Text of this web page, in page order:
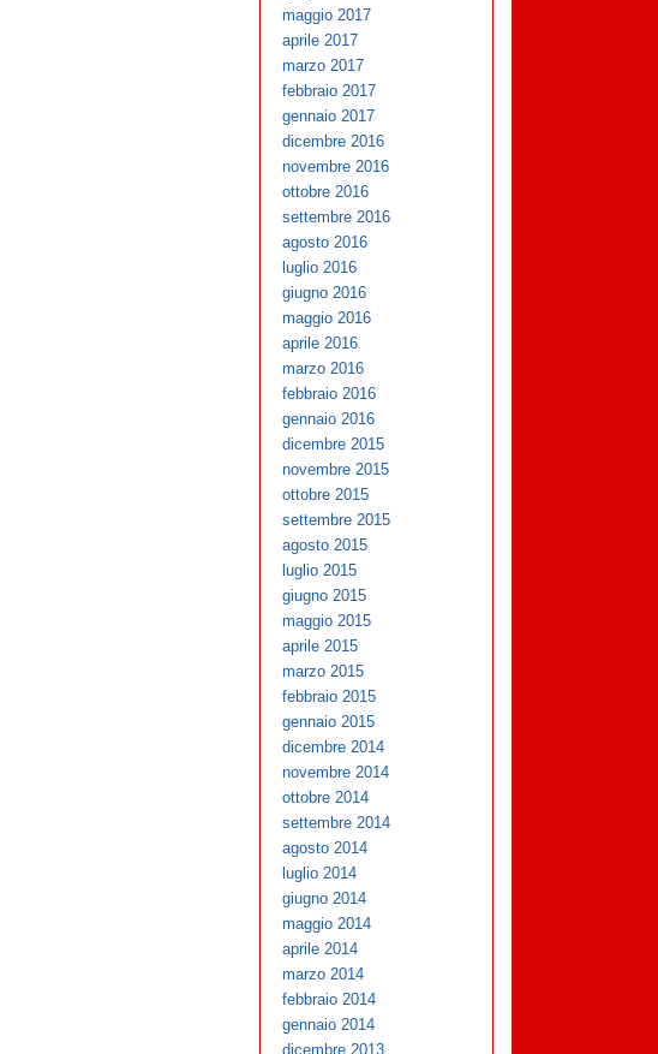
maggio 2017
aprile 2017
marzo 2017
febbraio 2017
gennaio 2017
dicembre 2016
novembre 2016
ottobre 2016
settembre 2016
agosto 2016
luglio 2016
giugno 2016
maggio 2016
aprile 2016
marzo 2016
febbraio 2016
gennaio 2016
dicembre 2015
novembre 2015
ottobre 2015
settembre 2015
agosto 2015
luglio 2015
giugno 2015
maggio 2015
aprile 2015
marzo 2015
febbraio 2015
gennaio 2015
dicembre 2014
novembre 2014
ottobre 2014
settembre 2014
agosto 2014
luglio 2014
giugno 2014
maggio 2014
aprile 2014
marzo 2014
febbraio 2014
gennaio 2014
dicembre 2013